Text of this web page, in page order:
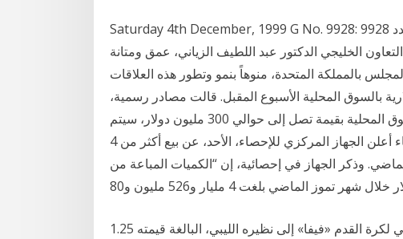
Saturday 4th December, 1999 G No. 9928: جريدة الجزيرة: السبت 26 ,شعبان 1420 العدد 9928
الخليجي الدكتور عبد اللطيف الزياني، عمق ومتانة
بالمملكة المتحدة، منوهاً بنمو وتطور هذه العلاقات
بالسوق المحلية الأسبوع المقبل. قالت مصادر رسمية،
إن الحكومة بصدد إصدار سندات "دولارية" بالسوق المحلية بقيمة تصل إلى حوالي 300 مليون دولار، سيتم
استخدام حصيلتها، بالإضافة إلى مصادر. قناة الإباء أعلن الجهاز المركزي للإحصاء، الأحد، عن بيع أكثر من 4
وذكر الجهاز في إحصائية، إن “الكميات المباعة من
خلال شهر تموز الماضي بلغت 4 مليار و526 مليون و80
مع اقتراب وصول الدعم السنوي من الاتحاد الدولي لكرة القدم «فيفا» إلى نظيره الليبي، البالغة قيمته 1.25